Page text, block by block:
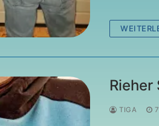
Rieher
TIGA